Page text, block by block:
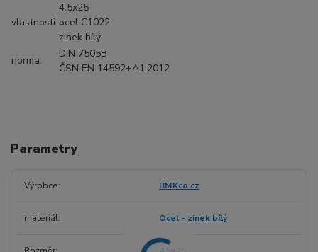
vlastnosti:
4.5x25
ocel C1022
zinek bílý
norma:
DIN 7505B
ČSN EN 14592+A1:2012
Parametry
Výrobce BMKco.cz
materiál Ocel - zinek bílý